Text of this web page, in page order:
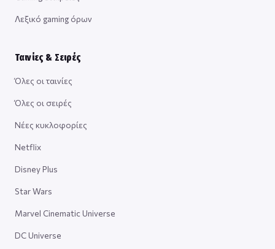
Λεξικό gaming όρων
Ταινίες & Σειρές
Όλες οι ταινίες
Όλες οι σειρές
Νέες κυκλοφορίες
Netflix
Disney Plus
Star Wars
Marvel Cinematic Universe
DC Universe